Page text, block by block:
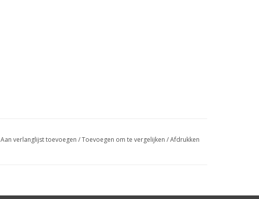
Aan verlanglijst toevoegen /Toevoegen om te vergelijken /Afdrukken